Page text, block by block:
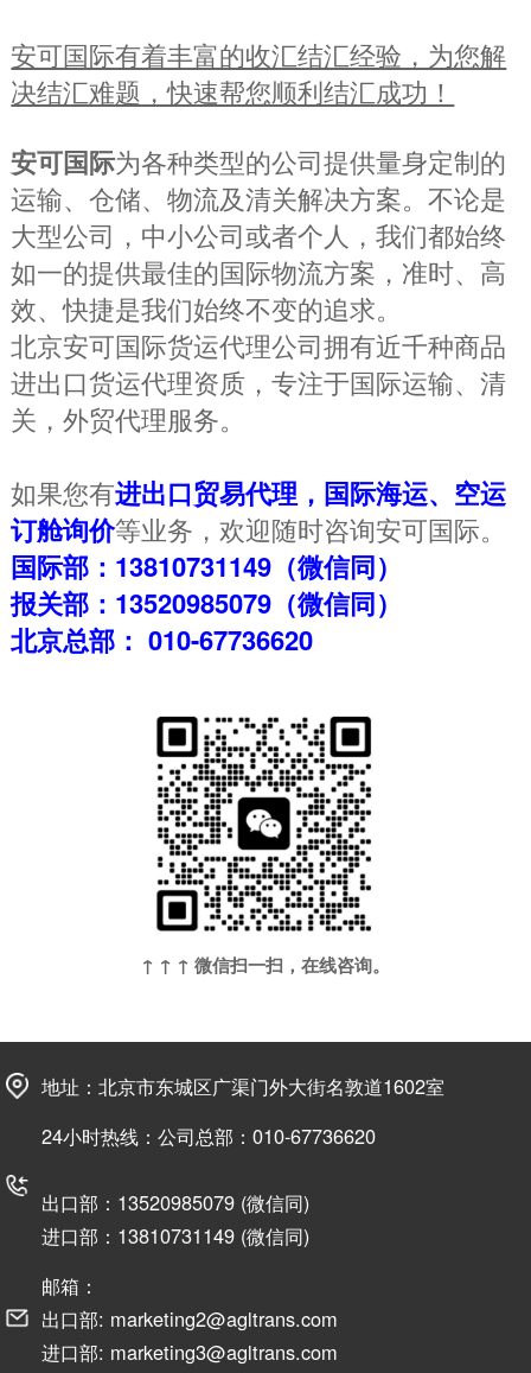
安可国际有着丰富的收汇结汇经验，为您解
决结汇难题，快速帮您顺利结汇成功！
安可国际为各种类型的公司提供量身定制的
运输、仓储、物流及清关解决方案。不论是
大型公司，中小公司或者个人，我们都始终
如一的提供最佳的国际物流方案，准时、高
效、快捷是我们始终不变的追求。
北京安可国际货运代理公司拥有近千种商品
进出口货运代理资质，专注于国际运输、清
关，外贸代理服务。
如果您有进出口贸易代理，国际海运、空运
订舱询价等业务，欢迎随时咨询安可国际。
国际部：13810731149（微信同）
报关部：13520985079（微信同）
北京总部： 010-67736620
↑ ↑ ↑ 微信扫一扫，在线咨询。
地址：北京市东城区广渠门外大街名敦道1602室
24小时热线：公司总部：010-67736620
出口部：13520985079 (微信同)
进口部：13810731149 (微信同)
邮箱：
出口部: marketing2@agltrans.com
进口部: marketing3@agltrans.com